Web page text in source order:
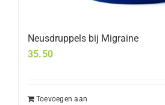
Neusdruppels bij Migraine
35.50
Toevoegen aan